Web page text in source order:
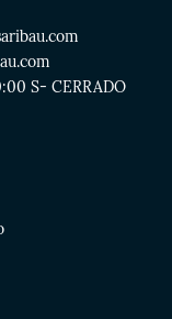
S- CERRADO